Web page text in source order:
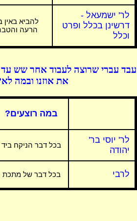
לר' ישמעאל -
דרשינן בכלל ופרט
וכלל
להביא באין
הרעה
עבד עברי שרוצה לעבוד אחר שש עד
את אוזנו ובמה
במה רוצעים?
לר' יוסי בר'
יהודה
בכל דבר הניקח ביד
לרבי בכל דבר של מתכת